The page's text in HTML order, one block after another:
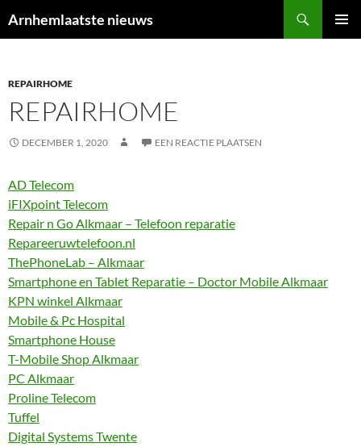
naar
Arnhemlaatste nieuws
REPAIRHOME
REPAIRHOME
DECEMBER 1, 2020 EEN REACTIE PLAATSEN
AD Telecom
iFIXpoint Telecom
Repair n Go Alkmaar – Telefoon reparatie
Repareeruwtelefoon.nl
ThePhoneLab – Alkmaar
Smartphone en Tablet Reparatie – Doctor Mobile Alkmaar
KPN winkel Alkmaar
Mobile & Pc Hospital
Smartphone House
T-Mobile Shop Alkmaar
PC Alkmaar
Proline Telecom
Tuffel
Digital Systems Twente